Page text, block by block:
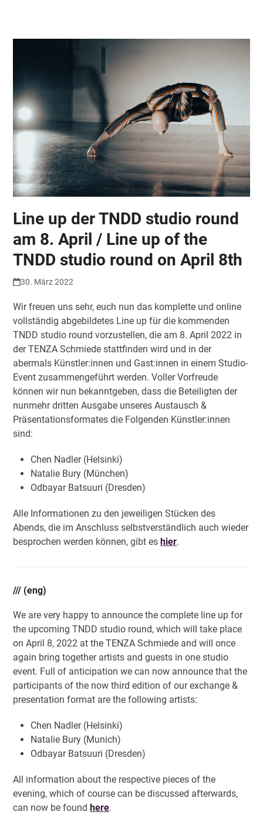
Line up der TNDD studio round
am 8. April / Line up of the
TNDD studio round on April 8th
30. März 2022
Wir freuen uns sehr, euch nun das komplette und online
vollständig abgebildetes Line up für die kommenden
TNDD studio round vorzustellen, die am 8. April 2022 in
der TENZA Schmiede stattfinden wird und in der
abermals Künstler:innen und Gast:innen in einem Studio-
Event zusammengeführt werden. Voller Vorfreude
können wir nun bekanntgeben, dass die Beteiligten der
nunmehr dritten Ausgabe unseres Austausch &
Präsentationsformates die Folgenden Künstler:innen
sind:
Chen Nadler (Helsinki)
Natalie Bury (München)
Odbayar Batsuuri (Dresden)
Alle Informationen zu den jeweiligen Stücken des
Abends, die im Anschluss selbstverständlich auch wieder
besprochen werden können, gibt eshier.
/// (eng)
We are very happy to announce the complete line up for
the upcoming TNDD studio round, which will take place
on April 8, 2022 at the TENZA Schmiede and will once
again bring together artists and guests in one studio
event. Full of anticipation we can now announce that the
participants of the now third edition of our exchange &
presentation format are the following artists:
Chen Nadler (Helsinki)
Natalie Bury (Munich)
Odbayar Batsuuri (Dresden)
All information about the respective pieces of the
evening, which of course can be discussed afterwards,
can now be foundhere.